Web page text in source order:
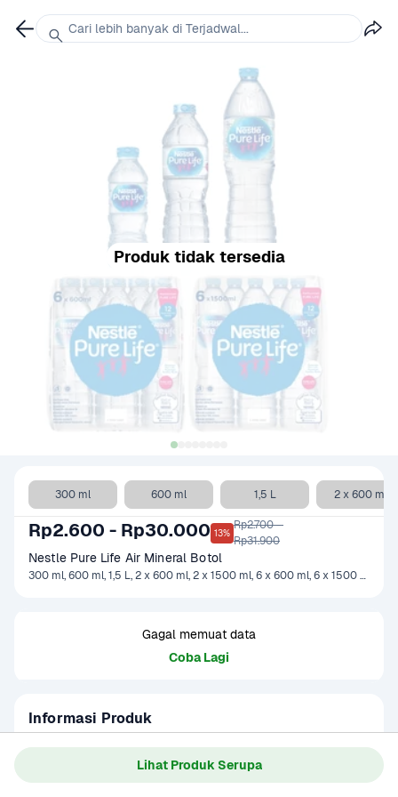
Lihat Produk Serupa
Produk tidak tersedia
300 ml 600 ml 1,5 L 2 x 600 ml
Rp2.600 - Rp30.000 13%
Rp2.700 -
Rp31.900
Nestle Pure Life Air Mineral Botol
300 ml, 600 ml, 1,5 L, 2 x 600 ml, 2 x 1500 ml, 6 x 600 ml, 6 x 1500 ml
Gagal memuat data
Coba Lagi
Informasi Produk
Air minum sudah menjadi bagian dari kehidupan Anda
sehari-hari. Air dengan kandungan mineral yang tinggi
sangat bermanfaat untuk kesehatan. Selain dapat
Cari lebih banyak di Terjadwal...